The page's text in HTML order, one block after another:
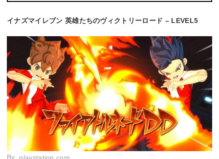
イナズマイレブン 英雄たちのヴィクトリーロード – LEVEL5
By: